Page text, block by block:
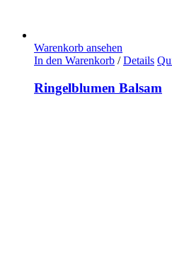
Warenkorb ansehen
In den Warenkorb / Details
Ringelblumen Balsam